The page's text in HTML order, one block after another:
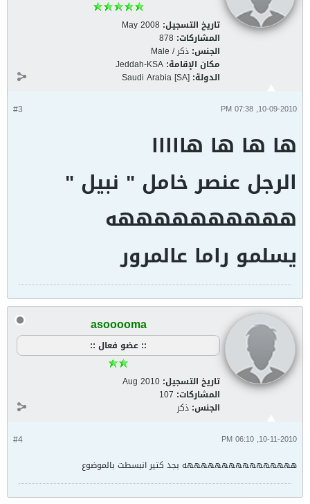
تاريخ التسجيل: May 2008
المشاركات: 878
الجنس: ذكر / Male
مكان الإقامة: Jeddah-KSA
الدولة: Saudi Arabia [SA]
#3 10-09-2010, 07:38 PM
ها ها ها هااااا
الرجل عنصر خامل " نبيل "
ههههههههههه
يسلمو راما عالمرور
asooooma
:: عضو فعال ::
تاريخ التسجيل: Aug 2010
المشاركات: 107
الجنس: ذكر
#4 10-11-2010, 06:10 PM
ههههههههههههههههه بجد كتير انبسطت بالموضوع